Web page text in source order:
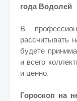
года Водолей
В
рассчитывать
будете
и всего
и ценно.
Гороскоп на